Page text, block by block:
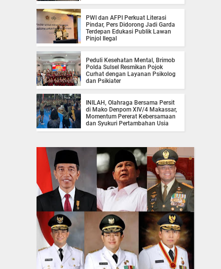
PWI dan AFPI Perkuat Literasi
Pindar, Pers Didorong Jadi Garda
Terdepan Edukasi Publik Lawan
Pinjol Ilegal
Peduli Kesehatan Mental, Brimob
Polda Sulsel Resmikan Pojok
Curhat dengan Layanan Psikolog
dan Psikiater
INILAH, Olahraga Bersama Persit
di Mako Denpom XIV/4 Makassar,
Momentum Pererat Kebersamaan
dan Syukuri Pertambahan Usia